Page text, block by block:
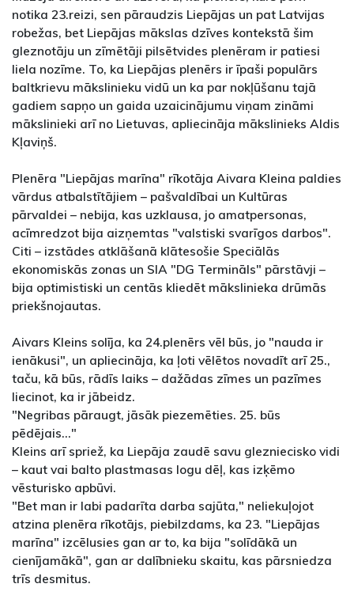
notika 23.reizi, sen pāraudzis Liepājas un pat Latvijas
robežas, bet Liepājas mākslas dzīves kontekstā šim
gleznotāju un zīmētāji pilsētvides plenēram ir patiesi
liela nozīme. To, ka Liepājas plenērs ir īpaši populārs
baltkrievu mākslinieku vidū un ka par nokļūšanu tajā
gadiem sapņo un gaida uzaicinājumu viņam zināmi
mākslinieki arī no Lietuvas, apliecināja mākslinieks Aldis
Kļaviņš.
Plenēra "Liepājas marīna" rīkotāja Aivara Kleina paldies
vārdus atbalstītājiem – pašvaldībai un Kultūras
pārvaldei – nebija, kas uzklausa, jo amatpersonas,
acīmredzot bija aizņemtas "valstiski svarīgos darbos".
Citi – izstādes atklāšanā klātesošie Speciālās
ekonomiskās zonas un SIA "DG Termināls" pārstāvji –
bija optimistiski un centās kliedēt mākslinieka drūmās
priekšnojautas.
Aivars Kleins solīja, ka 24.plenērs vēl būs, jo "nauda ir
ienākusi", un apliecināja, ka ļoti vēlētos novadīt arī 25.,
taču, kā būs, rādīs laiks – dažādas zīmes un pazīmes
liecinot, ka ir jābeidz.
"Negribas pāraugt, jāsāk piezemēties. 25. būs
pēdējais..."
Kleins arī spriež, ka Liepāja zaudē savu glezniecisko vidi
– kaut vai balto plastmasas logu dēļ, kas izķēmo
vēsturisko apbūvi.
"Bet man ir labi padarīta darba sajūta," neliekuļojot
atzina plenēra rīkotājs, piebilzdams, ka 23. "Liepājas
marīna" izcēlusies gan ar to, ka bija "solīdākā un
cienījamākā", gan ar dalībnieku skaitu, kas pārsniedza
trīs desmitus.